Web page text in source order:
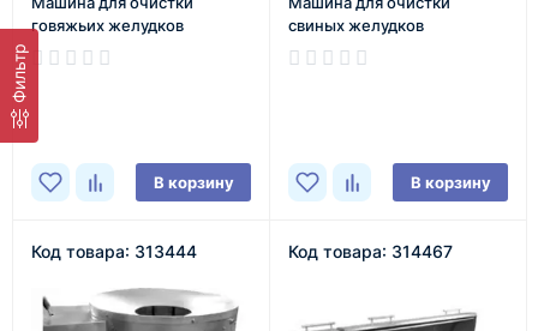
Фильтр
говяжьих желудков
В корзину
свиных желудков
В корзину
Код товара: 313444 Код товара: 314467